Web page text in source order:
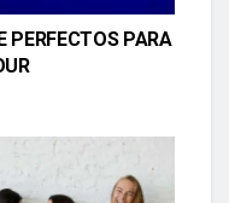
PERFECTOS PARA